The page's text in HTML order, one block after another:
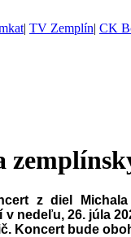
| TV Zemplín| CK
z diel
26. júla
Koncert bude